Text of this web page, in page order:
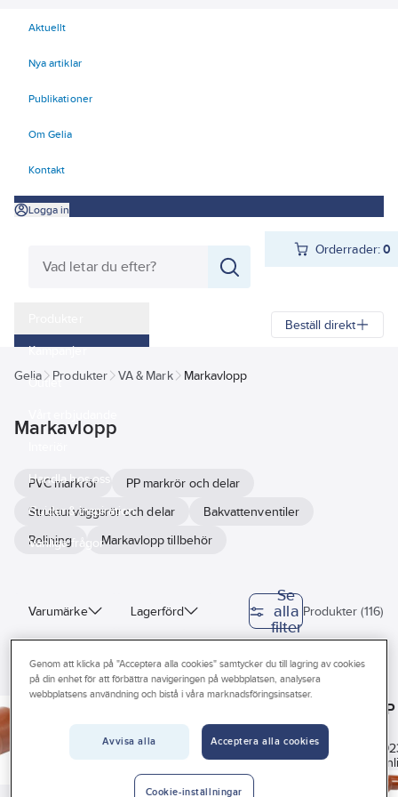
Aktuellt
Nya artiklar
Publikationer
Om Gelia
Kontakt
Logga in
Orderrader:0
Kampanjer
Outlet
Handla hos oss
Guider & inspiration
Vanliga frågor
Beställ direkt
Gelia Produkter VA & Mark Markavlopp
Markavlopp
PVC markrör
PP markrör och delar
Strukturväggsrör och delar
Bakvattenventiler
Relining
Markavlopp tillbehör
Varumärke Lagerförd
Har miljövarudeklaration (EPD)
Se
alla
filter
Produkter (116)
2353933
nordiska kvalitetskrav,
Art nr:
2353928
Tillverkade enligt
nordiska kvalitetskrav,
Markavloppsrör
Art nr:
2350007
Solida PVC markrör
nordiska
Markböj
Art nr:
Tillverkade
nordiska
Genom att klicka på "Acceptera alla cookies" samtycker du till lagring av cookies
på din enhet för att förbättra navigeringen på webbplatsen, analysera
webbplatsens användning och bistå i våra marknadsföringsinsatser.
Avvisa alla Acceptera alla cookies
Cookie-inställningar